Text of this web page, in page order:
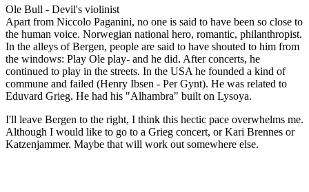
Ole Bull - Devil's violinist
Apart from Niccolo Paganini, no one is said to have been so close to
the human voice. Norwegian national hero, romantic, philanthropist.
In the alleys of Bergen, people are said to have shouted to him from
the windows: Play Ole play- and he did. After concerts, he
continued to play in the streets. In the USA he founded a kind of
commune and failed (Henry Ibsen - Per Gynt). He was related to
Eduvard Grieg. He had his "Alhambra" built on Lysoya.
I'll leave Bergen to the right, I think this hectic pace overwhelms me.
Although I would like to go to a Grieg concert, or Kari Brennes or
Katzenjammer. Maybe that will work out somewhere else.